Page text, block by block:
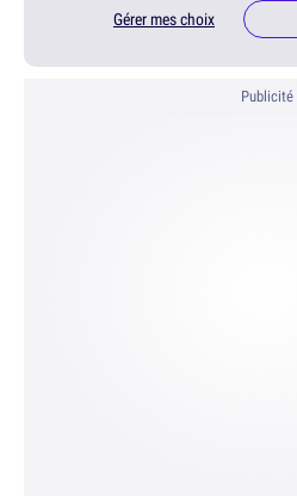
Gérer mes choix
Publicité